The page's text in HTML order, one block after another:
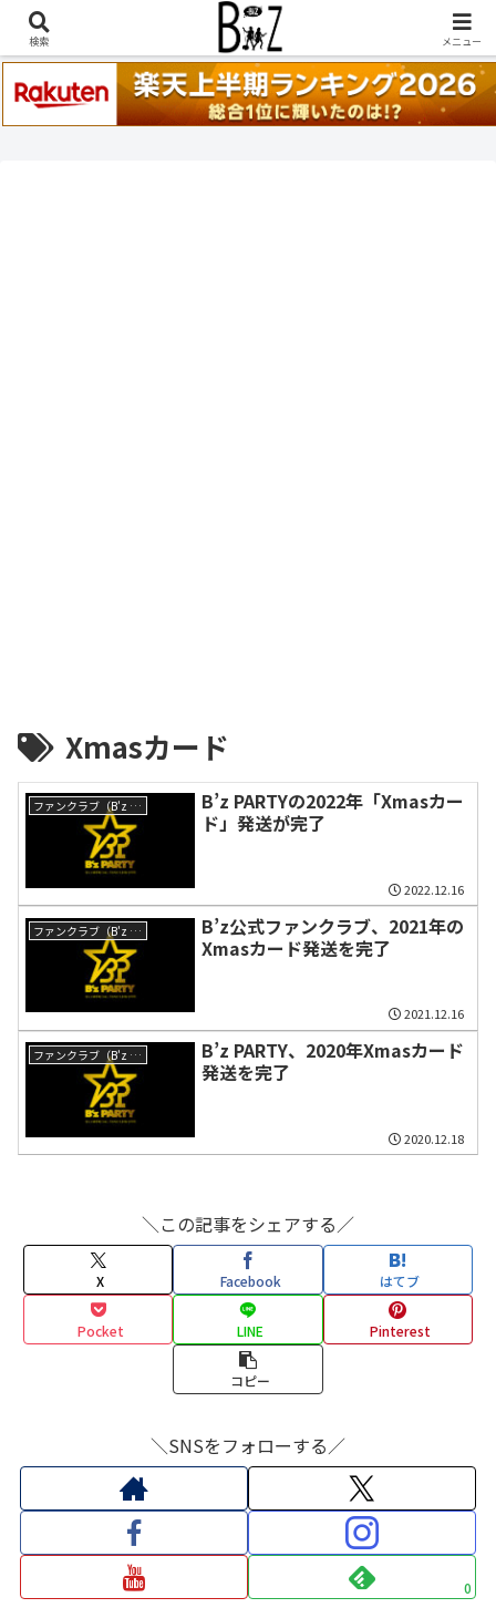
稲葉浩志『en-Zepp』『enⅣ』セトリ一覧はこちら
Xmasカード
ファンクラブ（B'z PARTY）
B’z PARTYの2022年「Xmasカー
ド」発送が完了
2022.12.16
ファンクラブ（B'z PARTY）
B’z公式ファンクラブ、2021年の
Xmasカード発送を完了
2021.12.16
ファンクラブ（B'z PARTY）
B’z PARTY、2020年Xmasカード
発送を完了
2020.12.18
＼この記事をシェアする／
X Facebook はてブ
Pocket LINE Pinterest
コピー
＼SNSをフォローする／
0
検索 メニュー